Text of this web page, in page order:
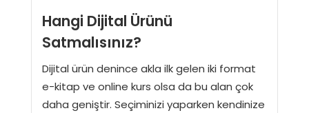
Hangi Dijital Ürünü
Satmalısınız?
Dijital ürün denince akla ilk gelen iki format
e-kitap ve online kurs olsa da bu alan çok
daha geniştir. Seçiminizi yaparken kendinize